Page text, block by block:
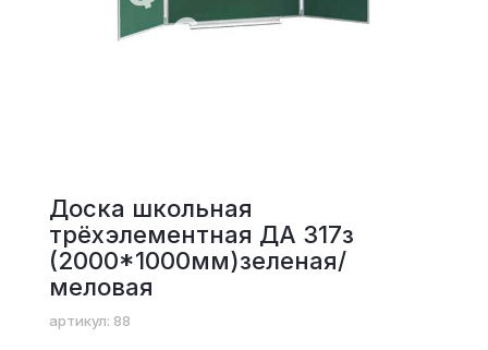
Доска школьная
трёхэлементная ДА 317з
(2000*1000мм)зеленая/
меловая
артикул: 88